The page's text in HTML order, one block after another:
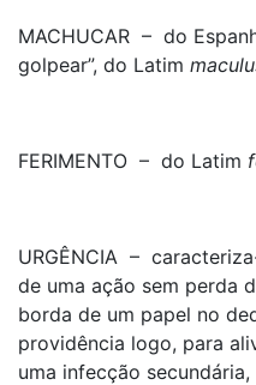
MACHUCAR – do
golpear”, do Latim
FERIMENTO – do Latim
URGÊNCIA –
de uma ação sem perda
borda de um papel no
providência logo, para
uma infecção